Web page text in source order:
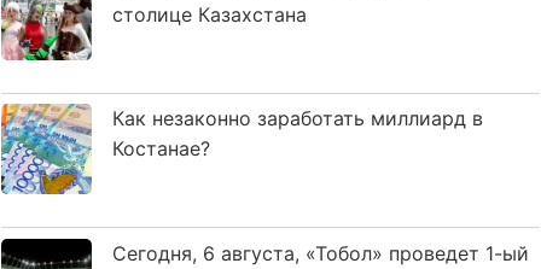
столице Казахстана
Как незаконно заработать миллиард в
Костанае?
Сегодня, 6 августа, «Тобол» проведет 1-ый